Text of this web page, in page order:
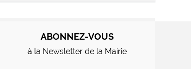
ABONNEZ-VOUS
à la Newsletter de la Mairie